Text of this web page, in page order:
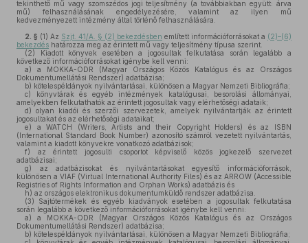
tekinthető mű vagy szomszédos jogi teljesítmény (a továbbiakban együtt: árva
mű) felhasználásának engedélyezésére, valamint az ilyen mű
kedvezményezett intézmény által történő felhasználására.
2. § (1) Az Szjt. 41/A. § (2) bekezdésben említett információforrásokat a (2)–(6)
bekezdés határozza meg az érintett mű vagy teljesítmény típusa szerint.
(2) Kiadott könyvek esetében a jogosultak felkutatása során legalább a
következő információforrásokat igénybe kell venni:
a) a MOKKA-ODR (Magyar Országos Közös Katalógus és az Országos
Dokumentumellátási Rendszer) adatbázisa;
b) kötelespéldányok nyilvántartásai, különösen a Magyar Nemzeti Bibliográfia;
c) könyvtárak és egyéb intézmények katalógusai, besorolási állományai,
amelyekben felkutathatók az érintett jogosultak vagy elérhetőségi adataik;
d) olyan kiadói és szerzői szervezetek, amelyek nyilvántartják az érintett
jogosultakat és az elérhetőségi adataikat;
e) a WATCH (Writers, Artists and their Copyright Holders) és az ISBN
(International Standard Book Number) azonosító számról vezetett nyilvántartás,
valamint a kiadott könyvekre vonatkozó adatbázisok;
f) az érintett jogosulti csoportot képviselő közös jogkezelő szervezet
adatbázisai;
g) az adatbázisokat és nyilvántartásokat egyesítő információforrások,
különösen a VIAF (Virtual International Authority Files) és az ARROW (Accessible
Registries of Rights Information and Orphan Works) adatbázis és
h) az országos elektronikus dokumentumküldő rendszer adatbázisa.
(3) Sajtótermékek és egyéb kiadványok esetében a jogosultak felkutatása
során legalább a következő információforrásokat igénybe kell venni:
a) a MOKKA-ODR (Magyar Országos Közös Katalógus és az Országos
Dokumentumellátási Rendszer) adatbázisa;
b) kötelespéldányok nyilvántartásai, különösen a Magyar Nemzeti Bibliográfia;